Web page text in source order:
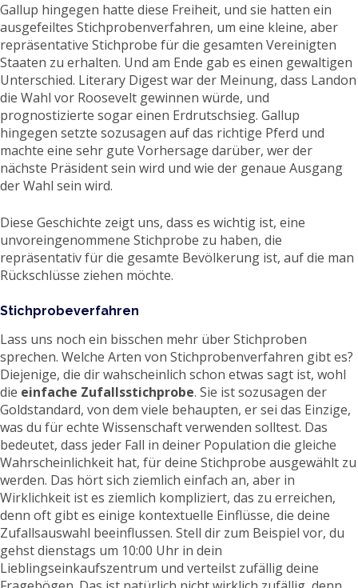
Gallup hingegen hatte diese Freiheit, und sie hatten ein
ausgefeiltes Stichprobenverfahren, um eine kleine, aber
repräsentative Stichprobe für die gesamten Vereinigten
Staaten zu erhalten. Und am Ende gab es einen gewaltigen
Unterschied. Literary Digest war der Meinung, dass Landon
die Wahl vor Roosevelt gewinnen würde, und
prognostizierte sogar einen Erdrutschsieg. Gallup
hingegen setzte sozusagen auf das richtige Pferd und
machte eine sehr gute Vorhersage darüber, wer der
nächste Präsident sein wird und wie der genaue Ausgang
der Wahl sein wird.
Diese Geschichte zeigt uns, dass es wichtig ist, eine
unvoreingenommene Stichprobe zu haben, die
repräsentativ für die gesamte Bevölkerung ist, auf die man
Rückschlüsse ziehen möchte.
Stichprobeverfahren
Lass uns noch ein bisschen mehr über Stichproben
sprechen. Welche Arten von Stichprobenverfahren gibt es?
Diejenige, die dir wahscheinlich schon etwas sagt ist, wohl
die einfache Zufallsstichprobe. Sie ist sozusagen der
Goldstandard, von dem viele behaupten, er sei das Einzige,
was du für echte Wissenschaft verwenden solltest. Das
bedeutet, dass jeder Fall in deiner Population die gleiche
Wahrscheinlichkeit hat, für deine Stichprobe ausgewählt zu
werden. Das hört sich ziemlich einfach an, aber in
Wirklichkeit ist es ziemlich kompliziert, das zu erreichen,
denn oft gibt es einige kontextuelle Einflüsse, die deine
Zufallsauswahl beeinflussen. Stell dir zum Beispiel vor, du
gehst dienstags um 10:00 Uhr in dein
Lieblingseinkaufszentrum und verteilst zufällig deine